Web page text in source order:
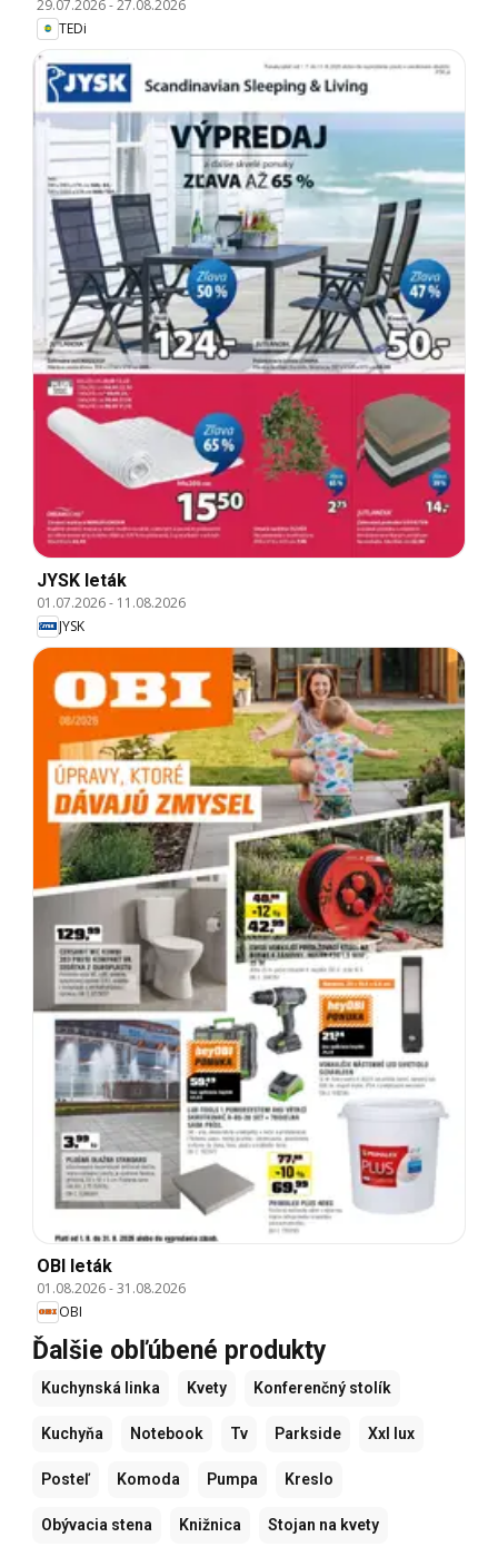
29.07.2026-27.08.2026
TEDi
JYSK leták
01.07.2026- 11.08.2026
JYSK
OBI leták
01.08.2026-31.08.2026
OBI
Ďalšie obľúbené produkty
Kuchynská linka Kvety Konferenčný stolík
Kuchyňa Notebook Tv Parkside Xxl lux
Posteľ Komoda Pumpa Kreslo
Obývacia stena Knižnica Stojan na kvety